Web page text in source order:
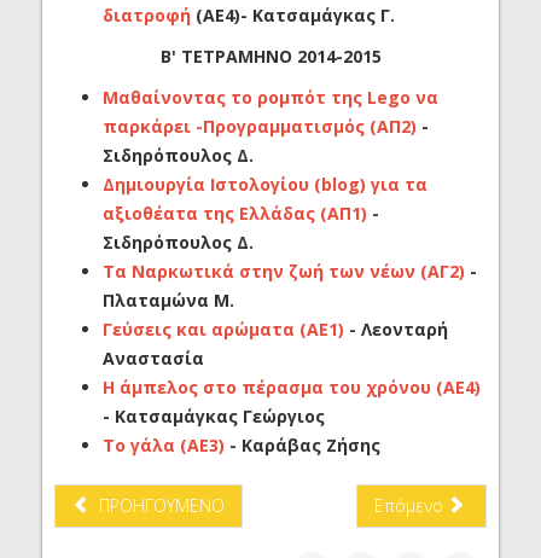
διατροφή (ΑΕ4)- Κατσαμάγκας Γ.
Β' ΤΕΤΡΑΜΗΝΟ 2014-2015
Μαθαίνοντας το ρομπότ της Lego να
παρκάρει -Προγραμματισμός (ΑΠ2) -
Σιδηρόπουλος Δ.
Δημιουργία Ιστολογίου (blog) για τα
αξιοθέατα της Ελλάδας (ΑΠ1) -
Σιδηρόπουλος Δ.
Τα Ναρκωτικά στην ζωή των νέων (ΑΓ2) -
Πλαταμώνα Μ.
Γεύσεις και αρώματα (ΑΕ1) - Λεονταρή
Αναστασία
Η άμπελος στο πέρασμα του χρόνου (ΑΕ4)
- Κατσαμάγκας Γεώργιος
Το γάλα (ΑΕ3) - Καράβας Ζήσης
ΠΡΟΗΓΟΎΜΕΝΟ Επόμενο